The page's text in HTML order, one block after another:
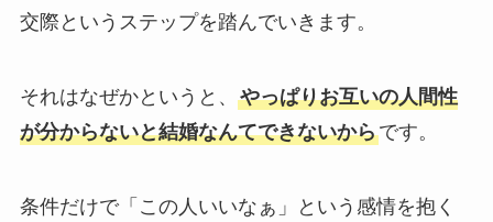
交際というステップを踏んでいきます。
それはなぜかというと、 やっぱりお互いの人間性
が分からないと結婚なんてできないからです。
条件だけで「この人いいなぁ」という感情を抱く